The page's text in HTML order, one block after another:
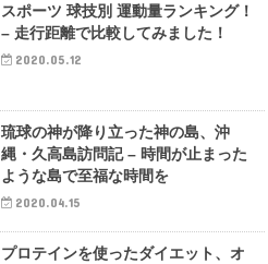
スポーツ 球技別 運動量ランキング！
– 走行距離で比較してみました！
2020.05.12
琉球の神が降り立った神の島、沖
縄・久高島訪問記 – 時間が止まった
ような島で至福な時間を
2020.04.15
プロテインを使ったダイエット、オ